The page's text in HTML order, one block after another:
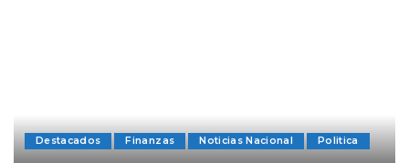
Destacados Finanzas Noticias Nacional Politica